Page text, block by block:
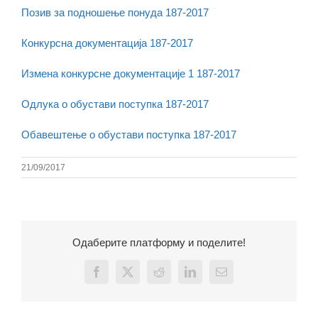
Позив за подношење понуда 187-2017
Конкурсна документација 187-2017
Измена конкурсне документације 1 187-2017
Одлука о обустави поступка 187-2017
Обавештење о обустави поступка 187-2017
21/09/2017
Одаберите платформу и поделите!
Facebook
X Reddit LinkedInEmail